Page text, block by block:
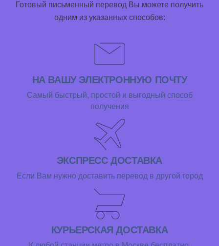
Готовый письменный перевод Вы можете получить
одним из указанных способов:
НА ВАШУ ЭЛЕКТРОННУЮ ПОЧТУ
Самый быстрый, простой и выгодный способ
получения
ЭКСПРЕСС ДОСТАВКА
Если Вам нужно доставить перевод в другой город
КУРЬЕРСКАЯ ДОСТАВКА